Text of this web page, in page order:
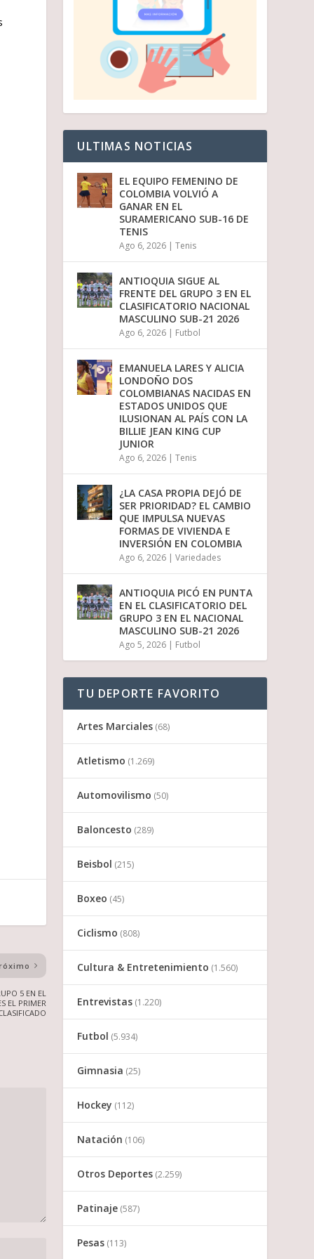
5 EN EL
EL PRIMER
ULTIMAS NOTICIAS
EL EQUIPO FEMENINO DE
COLOMBIA VOLVIÓ A
GANAR EN EL
SURAMERICANO SUB-16 DE
TENIS
Ago 6, 2026 |Tenis
ANTIOQUIA SIGUE AL
FRENTE DEL GRUPO 3 EN EL
CLASIFICATORIO NACIONAL
MASCULINO SUB-21 2026
Ago 6, 2026 | Futbol
EMANUELA LARES Y ALICIA
LONDOÑO DOS
COLOMBIANAS NACIDAS EN
ESTADOS UNIDOS QUE
ILUSIONAN AL PAÍS CON LA
BILLIE JEAN KING CUP
JUNIOR
Ago 6, 2026 |Tenis
¿LA CASA PROPIA DEJÓ DE
SER PRIORIDAD? EL CAMBIO
QUE IMPULSA NUEVAS
FORMAS DE VIVIENDA E
INVERSIÓN EN COLOMBIA
Ago 6, 2026 |Variedades
ANTIOQUIA PICÓ EN PUNTA
EN EL CLASIFICATORIO DEL
GRUPO 3 EN EL NACIONAL
MASCULINO SUB-21 2026
Ago 5, 2026 | Futbol
TU DEPORTE FAVORITO
Artes Marciales (68)
Atletismo (1.269)
Automovilismo (50)
Baloncesto (289)
Beisbol (215)
Boxeo (45)
Ciclismo (808)
Cultura & Entretenimiento (1.560)
Entrevistas (1.220)
Futbol (5.934)
Gimnasia (25)
Hockey (112)
Natación (106)
Otros Deportes (2.259)
Patinaje (587)
Pesas (113)